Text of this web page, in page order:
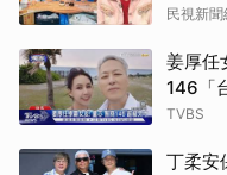
民視新聞
姜厚任
146「
TVBS
丁柔安